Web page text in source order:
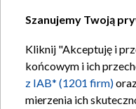
Szanujemy Twoją
Kliknij "Akceptuję i
końcowym i ich
z IAB* (1201 firm)
mierzenia ich